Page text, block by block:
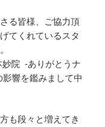
る皆様、ご協力頂
てくれているスタ
妙院 -ありがとうナ
響を鑑みまして中
も段々と増えてき